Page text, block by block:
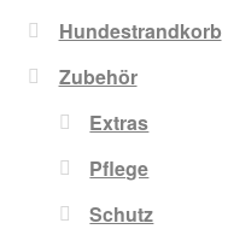
Hundestrandkorb
Zubehör
Extras
Pflege
Schutz